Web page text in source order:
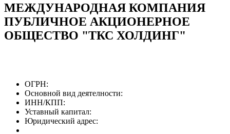
МЕЖДУНАРОДНАЯ КОМПАНИЯ
ПУБЛИЧНОЕ АКЦИОНЕРНОЕ
ОБЩЕСТВО "ТКС ХОЛДИНГ"
ОГРН:
Основной вид деятелности:
ИНН/КПП:
Уставный капитал:
Юридический адрес: